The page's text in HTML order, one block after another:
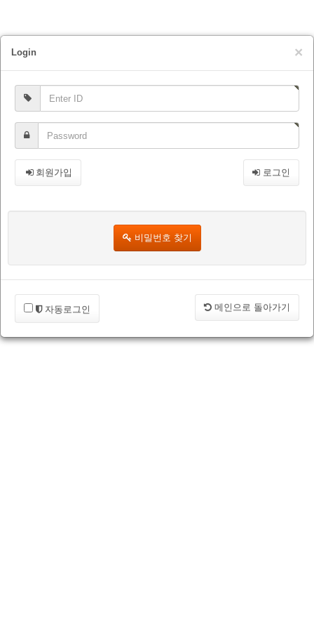
×
Login
로그인
회원가입
비밀번호 찾기
자동로그인 메인으로 돌아가기